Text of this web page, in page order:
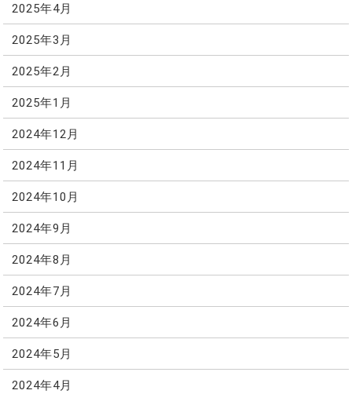
2025年4月
2025年3月
2025年2月
2025年1月
2024年12月
2024年11月
2024年10月
2024年9月
2024年8月
2024年7月
2024年6月
2024年5月
2024年4月